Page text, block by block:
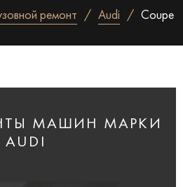
ремонт Audi Coupe
МАШИН МАРКИ
AUDI